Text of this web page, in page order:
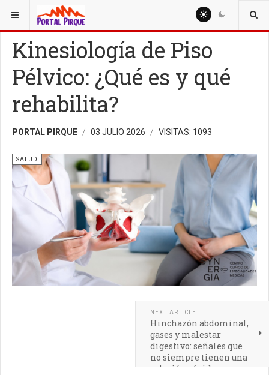
ESTÁ AQUÍ: SALUD
Kinesiología de Piso
Pélvico: ¿Qué es y qué
rehabilita?
PORTAL PIRQUE 03 JULIO 2026 VISITAS: 1093
SALUD
NEXT ARTICLE
Hinchazón abdominal,
gases y malestar
digestivo: señales que
no siempre tienen una
solución rápida